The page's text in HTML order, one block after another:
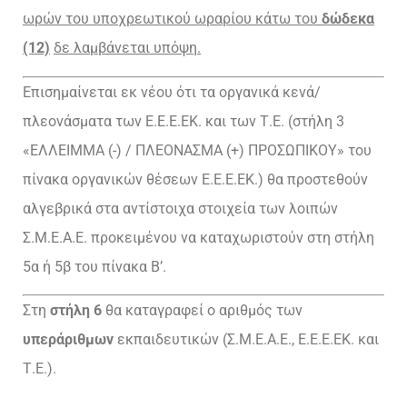
ωρών του υποχρεωτικού ωραρίου κάτω του δώδεκα
(12) δε λαμβάνεται υπόψη.
Επισημαίνεται εκ νέου ότι τα οργανικά κενά/
πλεονάσματα των Ε.Ε.Ε.ΕΚ. και των Τ.Ε. (στήλη 3
«ΕΛΛΕΙΜΜΑ (-) / ΠΛΕΟΝΑΣΜΑ (+) ΠΡΟΣΩΠΙΚΟΥ» του
πίνακα οργανικών θέσεων Ε.Ε.Ε.ΕΚ.) θα προστεθούν
αλγεβρικά στα αντίστοιχα στοιχεία των λοιπών
Σ.Μ.Ε.Α.Ε. προκειμένου να καταχωριστούν στη στήλη
5α ή 5β του πίνακα Β’.
Στη στήλη 6 θα καταγραφεί ο αριθμός των
υπεράριθμων εκπαιδευτικών (Σ.Μ.Ε.Α.Ε., Ε.Ε.Ε.ΕΚ. και
Τ.Ε.).